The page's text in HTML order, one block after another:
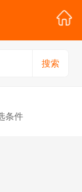
搜索
条件